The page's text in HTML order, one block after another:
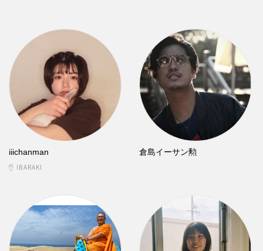
iiichanman
IBARAKI
倉島イーサン勲